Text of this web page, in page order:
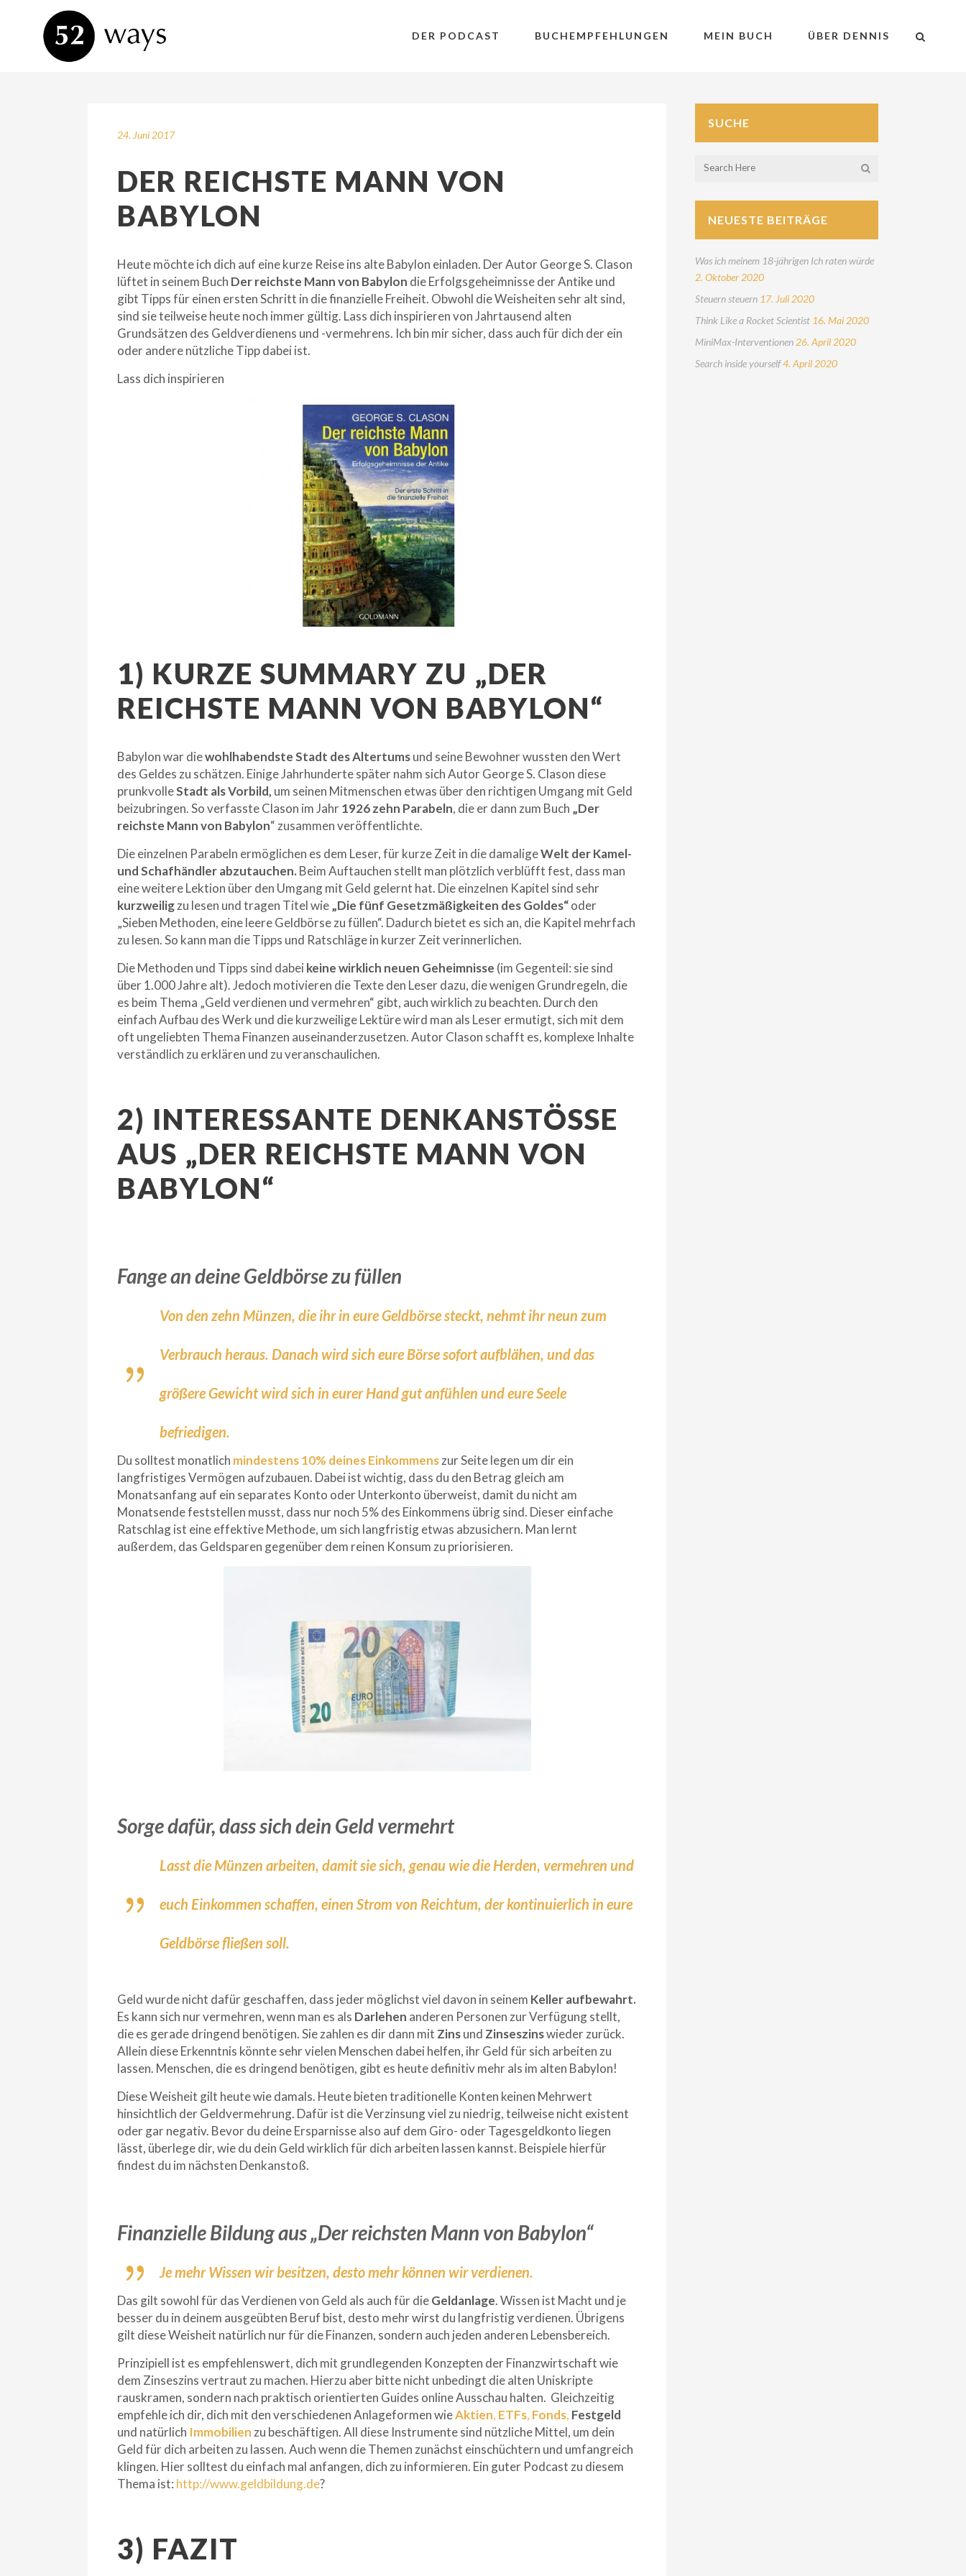
DER PODCAST BUCHEMPFEHLUNGEN MEIN BUCH ÜBER DENNIS
24. Juni 2017
DER REICHSTE MANN VON
BABYLON
Heute möchte ich dich auf eine kurze Reise ins alte Babylon einladen. Der Autor George S. Clason
lüftet in seinem Buch Der reichste Mann von Babylon die Erfolgsgeheimnisse der Antike und
gibt Tipps für einen ersten Schritt in die finanzielle Freiheit. Obwohl die Weisheiten sehr alt sind,
sind sie teilweise heute noch immer gültig. Lass dich inspirieren von Jahrtausend alten
Grundsätzen des Geldverdienens und -vermehrens. Ich bin mir sicher, dass auch für dich der ein
oder andere nützliche Tipp dabei ist.
Lass dich inspirieren
1) KURZE SUMMARY ZU „DER
REICHSTE MANN VON BABYLON“
Babylon war diewohlhabendste Stadt des Altertumsund seine Bewohner wussten den Wert
des Geldes zu schätzen. Einige Jahrhunderte später nahm sich Autor George S. Clason diese
prunkvolleStadt als Vorbild, um seinen Mitmenschen etwas über den richtigen Umgang mit Geld
beizubringen. So verfasste Clason im Jahr1926zehn Parabeln, die er dann zum Buch „Der
reichste Mann von Babylon“ zusammen veröffentlichte.
Die einzelnen Parabeln ermöglichen es dem Leser, für kurze Zeit in die damaligeWelt der Kamel-
und Schafhändler abzutauchen. Beim Auftauchen stellt man plötzlich verblüfft fest, dass man
eine weitere Lektion über den Umgang mit Geld gelernt hat. Die einzelnen Kapitel sind sehr
kurzweiligzu lesen und tragen Titel wie„Die fünf Gesetzmäßigkeiten des Goldes“oder
„Sieben Methoden, eine leere Geldbörse zu füllen“. Dadurch bietet es sich an, die Kapitel mehrfach
zu lesen. So kann man die Tipps und Ratschläge in kurzer Zeit verinnerlichen.
Die Methoden und Tipps sind dabei keine wirklich neuen Geheimnisse (im Gegenteil: sie sind
über 1.000 Jahre alt). Jedoch motivieren die Texte den Leser dazu, die wenigen Grundregeln, die
es beim Thema „Geld verdienen und vermehren“ gibt, auch wirklich zu beachten. Durch den
einfach Aufbau des Werk und die kurzweilige Lektüre wird man als Leser ermutigt, sich mit dem
oft ungeliebten Thema Finanzen auseinanderzusetzen. Autor Clason schafft es, komplexe Inhalte
verständlich zu erklären und zu veranschaulichen.
2) INTERESSANTE DENKANSTÖSSE A
US „DER REICHSTE MANN VON B
ABYLON“
Fange an deine Geldbörse zu füllen
Von den zehn Münzen, die ihr in eure Geldbörse steckt, nehmt ihr neun zum
Verbrauch heraus. Danach wird sich eure Börse sofort aufblähen, und das
größere Gewicht wird sich in eurer Hand gut anfühlen und eure Seele
befriedigen.
Du solltest monatlich mindestens 10% deines Einkommenszur Seite legen um dir ein
langfristiges Vermögen aufzubauen. Dabei ist wichtig, dass du den Betrag gleich am
Monatsanfang auf ein separates Konto oder Unterkonto überweist, damit du nicht am
Monatsende feststellen musst, dass nur noch 5% des Einkommens übrig sind. Dieser einfache
Ratschlag ist eine effektive Methode, um sich langfristig etwas abzusichern. Man lernt
außerdem, das Geldsparen gegenüber dem reinen Konsum zu priorisieren.
Sorge dafür, dass sich dein Geld vermehrt
Lasst die Münzen arbeiten, damit sie sich, genau wie die Herden, vermehren und
euch Einkommen schaffen, einen Strom von Reichtum, der kontinuierlich in eure
Geldbörse fließen soll.
Geld wurde nicht dafür geschaffen, dass jeder möglichst viel davon in seinem Keller aufbewahrt.
Es kann sich nur vermehren, wenn man es als Darlehen anderen Personen zur Verfügung stellt,
die es gerade dringend benötigen. Sie zahlen es dir dann mit Zinsund Zinseszinswieder zurück.
Allein diese Erkenntnis könnte sehr vielen Menschen dabei helfen, ihr Geld für sich arbeiten zu
lassen. Menschen, die es dringend benötigen, gibt es heute definitiv mehr als im alten Babylon!
Diese Weisheit gilt heute wie damals. Heute bieten traditionelle Konten keinen Mehrwert
hinsichtlich der Geldvermehrung. Dafür ist die Verzinsung viel zu niedrig, teilweise nicht existent
oder gar negativ. Bevor du deine Ersparnisse also auf dem Giro- oder Tagesgeldkonto liegen
lässt, überlege dir, wie du dein Geld wirklich für dich arbeiten lassen kannst. Beispiele hierfür
findest du im nächsten Denkanstoß.
Finanzielle Bildung aus „Der reichsten Mann von Babylon“
Je mehr Wissen wir besitzen, desto mehr können wir verdienen.
Das gilt sowohl für das Verdienen von Geld als auch für dieGeldanlage. Wissen ist Macht und je
besser du in deinem ausgeübten Beruf bist, desto mehr wirst du langfristig verdienen. Übrigens
gilt diese Weisheit natürlich nur für die Finanzen, sondern auch jeden anderen Lebensbereich.
Prinzipiell ist es empfehlenswert, dich mit grundlegenden Konzepten der Finanzwirtschaft wie
dem Zinseszins vertraut zu machen. Hierzu aber bitte nicht unbedingt die alten Uniskripte
rauskramen, sondern nach praktisch orientierten Guides online Ausschau halten. Gleichzeitig
empfehle ich dir, dich mit den verschiedenen Anlageformen wieAktien, ETFs, Fonds, Festgeld
und natürlich Immobilienzu beschäftigen. All diese Instrumente sind nützliche Mittel, um dein
Geld für dich arbeiten zu lassen. Auch wenn die Themen zunächst einschüchtern und umfangreich
klingen. Hier solltest du einfach mal anfangen, dich zu informieren. Ein guter Podcast zu diesem
Thema ist: http://www.geldbildung.de?
3) FAZIT
SUCHE
NEUESTE BEITRÄGE
Was ich meinem 18-jährigen Ich raten würde
2. Oktober 2020
Steuern steuern 17. Juli 2020
Think Like a Rocket Scientist 16. Mai 2020
MiniMax-Interventionen 26. April 2020
Search inside yourself4. April 2020